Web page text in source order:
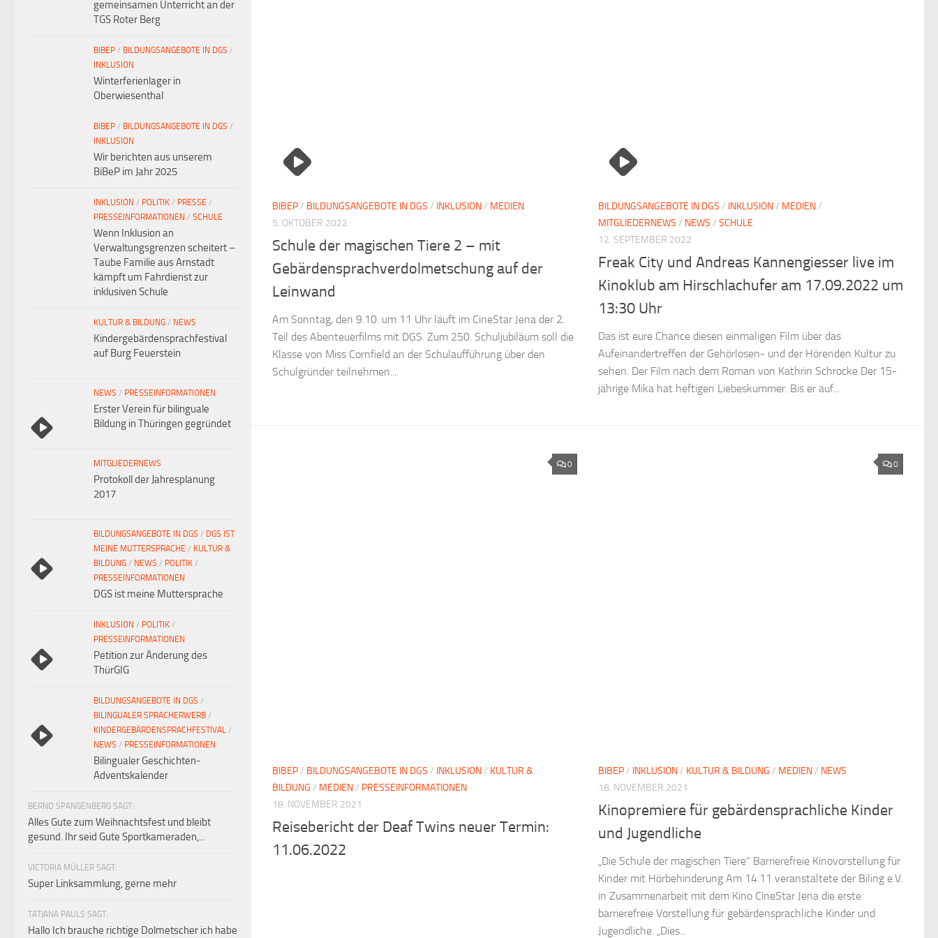
BIBEP/ BILDUNGSANGEBOTE IN DGS / INKLUSION/ MEDIEN
5. OKTOBER 2022
Schule der magischen Tiere 2 – mit
Gebärdensprachverdolmetschung auf der
Leinwand
Am Sonntag, den 9.10. um 11 Uhr läuft im CineStar Jena der 2.
Teil des Abenteuerfilms mit DGS. Zum 250. Schuljubiläum soll die
Klasse von Miss Cornfield an der Schulaufführung über den
Schulgründer teilnehmen....
BILDUNGSANGEBOTE IN DGS / INKLUSION/ MEDIEN/
MITGLIEDERNEWS / NEWS / SCHULE
12. SEPTEMBER 2022
Freak City und Andreas Kannengiesser live im
Kinoklub am Hirschlachufer am 17.09.2022 um
13:30 Uhr
Das ist eure Chance diesen einmaligen Film über das
Aufeinandertreffen der Gehörlosen- und der Hörenden Kultur zu
sehen. Der Film nach dem Roman von Kathrin Schrocke Der 15-
jährige Mika hat heftigen Liebeskummer. Bis er auf...
0
BIBEP/ BILDUNGSANGEBOTE IN DGS / INKLUSION/ KULTUR &
BILDUNG / MEDIEN/ PRESSEINFORMATIONEN
18. NOVEMBER 2021
Reisebericht der Deaf Twins neuer Termin:
11.06.2022
0
BIBEP/ INKLUSION/ KULTUR & BILDUNG / MEDIEN/ NEWS
18. NOVEMBER 2021
Kinopremiere für gebärdensprachliche Kinder
und Jugendliche
„Die Schule der magischen Tiere“ Barrierefreie Kinovorstellung für
Kinder mit Hörbehinderung Am 14.11 veranstaltete der Biling e.V.
in Zusammenarbeit mit dem Kino CineStar Jena die erste
barrierefreie Vorstellung für gebärdensprachliche Kinder und
Jugendliche. „Dies...
gemeinsamen Unterricht an der
TGS Roter Berg
BIBEP / BILDUNGSANGEBOTE IN DGS /
INKLUSION
Winterferienlager in
Oberwiesenthal
BIBEP / BILDUNGSANGEBOTE IN DGS /
INKLUSION
Wir berichten aus unserem
BiBeP im Jahr 2025
INKLUSION / POLITIK / PRESSE /
PRESSEINFORMATIONEN / SCHULE
Wenn Inklusion an
Verwaltungsgrenzen scheitert –
Taube Familie aus Arnstadt
kämpft um Fahrdienst zur
inklusiven Schule
KULTUR & BILDUNG / NEWS
Kindergebärdensprachfestival
auf Burg Feuerstein
NEWS / PRESSEINFORMATIONEN
Erster Verein für bilinguale
Bildung in Thüringen gegründet
MITGLIEDERNEWS
Protokoll der Jahresplanung
2017
BILDUNGSANGEBOTE IN DGS / DGS IST
MEINE MUTTERSPRACHE / KULTUR &
BILDUNG / NEWS / POLITIK /
PRESSEINFORMATIONEN
DGS ist meine Muttersprache
INKLUSION / POLITIK /
PRESSEINFORMATIONEN
Petition zur Änderung des
ThürGIG
BILDUNGSANGEBOTE IN DGS /
BILINGUALER SPRACHERWERB /
KINDERGEBÄRDENSPRACHFESTIVAL /
NEWS / PRESSEINFORMATIONEN
Bilingualer Geschichten-
Adventskalender
BERND SPANGENBERG SAGT:
Alles Gute zum Weihnachtsfest und bleibt
gesund. Ihr seid Gute Sportkameraden,...
VICTORIA MÜLLER SAGT:
Super Linksammlung, gerne mehr
TATJANA PAULS SAGT:
Hallo Ich brauche richtige Dolmetscher ich habe